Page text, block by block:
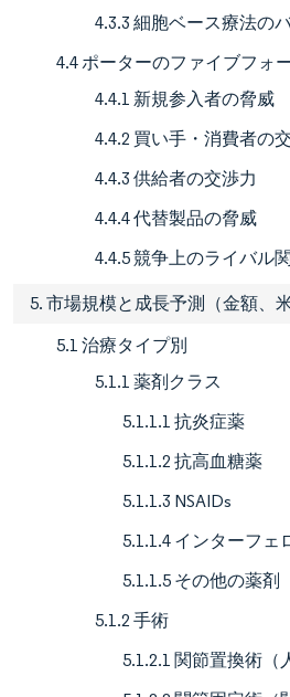
4.3.3 細胞ベース療法の
4.4 ポーターのファイブフォ
4.4.1 新規参入者の脅威
4.4.2 買い手・消費者の
4.4.3 供給者の交渉力
4.4.4 代替製品の脅威
4.4.5 競争上のライバル
5. 市場規模と成長予測（金額、米
5.1 治療タイプ別
5.1.1 薬剤クラス
5.1.1.1 抗炎症薬
5.1.1.2 抗高血糖薬
5.1.1.3 NSAIDs
5.1.1.4 インターフェ
5.1.1.5 その他の薬剤
5.1.2 手術
5.1.2.1 関節置換術（